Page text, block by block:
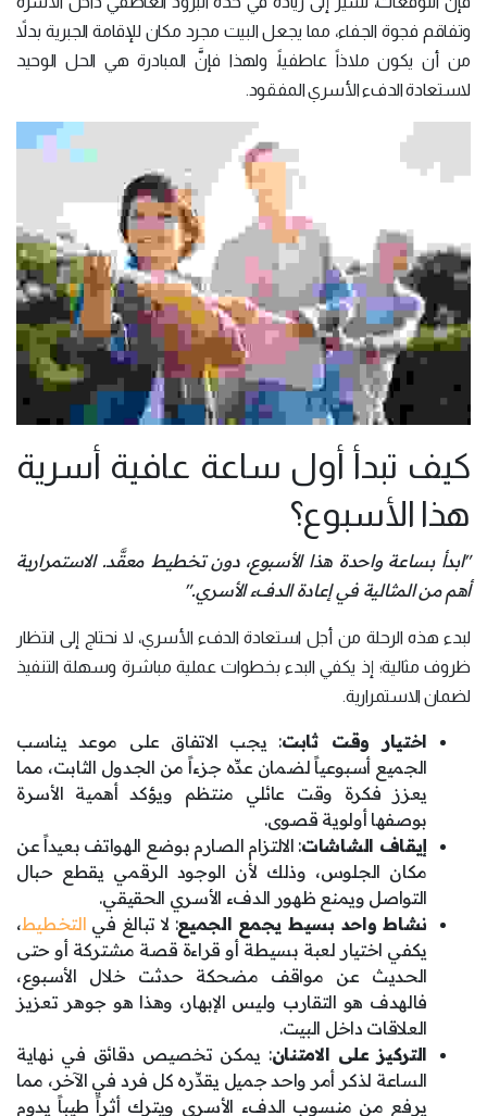
وتفاقم فجوة الجفاء، مما يجعل البيت مجرد مكان للإقامة الجبرية بدلاً
من أن يكون ملاذاً عاطفياً، ولهذا فإنَّ المبادرة هي الحل الوحيد
لاستعادة الدفء الأسري المفقود.
كيف تبدأ أول ساعة عافية أسرية
هذا الأسبوع؟
"ابدأ بساعة واحدة هذا الأسبوع، دون تخطيط معقَّد. الاستمرارية
أهم من المثالية في إعادة الدفء الأسري."
لبدء هذه الرحلة من أجل استعادة الدفء الأسري، لا نحتاج إلى انتظار
ظروف مثالية؛ إذ يكفي البدء بخطوات عملية مباشرة وسهلة التنفيذ
لضمان الاستمرارية.
اختيار وقت ثابت: يجب الاتفاق على موعد يناسب
الجميع أسبوعياً لضمان عدِّه جزءاً من الجدول الثابت، مما
يعزز فكرة وقت عائلي منتظم ويؤكد أهمية الأسرة
بوصفها أولوية قصوى.
إيقاف الشاشات: الالتزام الصارم بوضع الهواتف بعيداً عن
مكان الجلوس، وذلك لأن الوجود الرقمي يقطع حبال
التواصل ويمنع ظهور الدفء الأسري الحقيقي.
نشاط واحد بسيط يجمع الجميع: لا تبالغ في التخطيط،
يكفي اختيار لعبة بسيطة أو قراءة قصة مشتركة أو حتى
الحديث عن مواقف مضحكة حدثت خلال الأسبوع،
فالهدف هو التقارب وليس الإبهار، وهذا هو جوهر تعزيز
العلاقات داخل البيت.
التركيز على الامتنان: يمكن تخصيص دقائق في نهاية
الساعة لذكر أمر واحد جميل يقدِّره كل فرد في الآخر، مما
يرفع من منسوب الدفء الأسري ويترك أثراً طيباً يدوم